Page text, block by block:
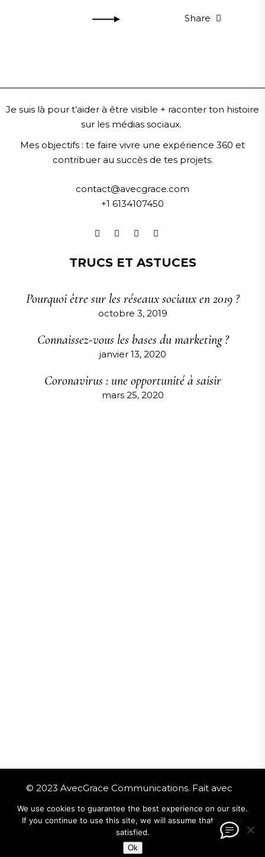
Share
Je suis là pour t’aider à être visible + raconter ton histoire
sur les médias sociaux.
Mes objectifs : te faire vivre une expérience 360 et
contribuer au succès de tes projets.
contact@avecgrace.com
+1 6134107450
TRUCS ET ASTUCES
Pourquoi être sur les réseaux sociaux en 2019 ?
octobre 3, 2019
Connaissez-vous les bases du marketing ?
janvier 13, 2020
Coronavirus : une opportunité à saisir
mars 25, 2020
© 2023 AvecGrace Communications. Fait avec
Amour par
We use cookies to guarantee the best experience on our site.
If you continue to use this site, we will assume that you are
satisfied.
Ok
Avez-vous des questions?